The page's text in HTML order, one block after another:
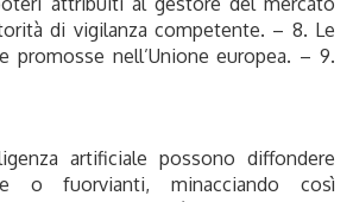
di vigilanza competente. – 8. Le
promosse nell’Unione europea. – 9.
artificiale possono diffondere
o fuorvianti, minacciando così